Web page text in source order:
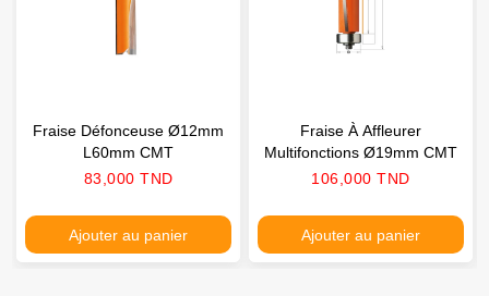
Fraise Défonceuse Ø12mm
L60mm CMT
Prix
83,000 TND
Ajouter au panier
Fraise À Affleurer
Multifonctions Ø19mm CMT
Prix
106,000 TND
Ajouter au panier